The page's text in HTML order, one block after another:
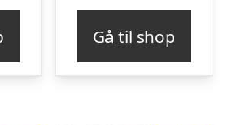
kr. 2.123,00.
kr. 1.467,00.kr.
Gå til shop